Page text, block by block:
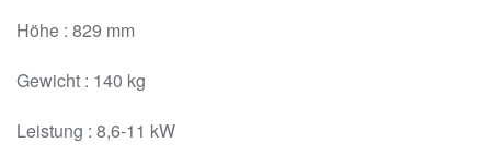
Höhe : 829 mm
Gewicht : 140 kg
Leistung : 8,6-11 kW